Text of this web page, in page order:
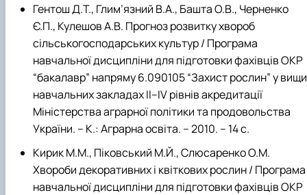
Гентош Д.Т., Глим’язний В.А., Башта О.В., Черненко
Є.П., Кулешов А.В. Прогноз розвитку хвороб
сільськогосподарських культур / Програма
навчальної дисципліни для підготовки фахівців ОКР
“бакалавр” напряму 6.090105 “Захист рослин” у
навчальних закладах ІІ–IV рівнів акредитації
Міністерства аграрної політики та продовольства
України. – К.: Аграрна освіта. – 2010. – 14 с.
Кирик М.М., Піковський М.Й., Слюсаренко О.М.
Хвороби декоративних і квіткових рослин / Програма
навчальної дисципліни для підготовки фахівців ОКР